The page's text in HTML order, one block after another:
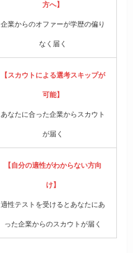
方へ】
企業からのオファーが学歴の偏り
なく届く
【スカウトによる選考スキップが
可能】
あなたに合った企業からスカウト
が届く
【自分の適性がわからない方向
け】
適性テストを受けるとあなたにあ
った企業からのスカウトが届く